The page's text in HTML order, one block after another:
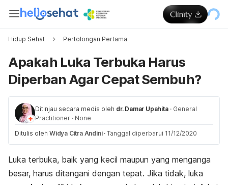
Hidup Sehat Pertolongan Pertama
Apakah Luka Terbuka Harus
Diperban Agar Cepat Sembuh?
Ditinjau secara medis oleh dr. Damar Upahita · General
Practitioner · None
Ditulis oleh Widya Citra Andini · Tanggal diperbarui 11/12/2020
Luka terbuka, baik yang kecil maupun yang menganga
besar, harus ditangani dengan tepat. Jika tidak, luka